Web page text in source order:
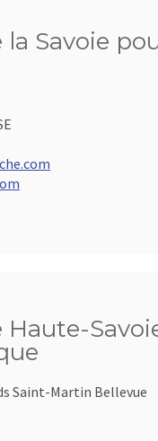
la Savoie
Haute-
Saint-Martin Bellevue